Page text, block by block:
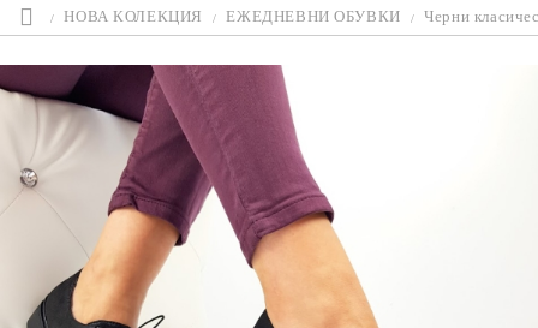
НОВА КОЛЕКЦИЯ ЕЖЕДНЕВНИ ОБУВКИ Черни